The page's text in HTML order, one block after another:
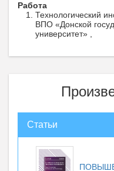
Работа
Технологический
ВПО «Донской
университет» ,
Статьи